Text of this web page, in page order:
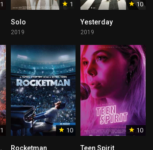
1
Solo
2019
10
Yesterday
2019
2
10
Rocketman
10
Teen Spirit